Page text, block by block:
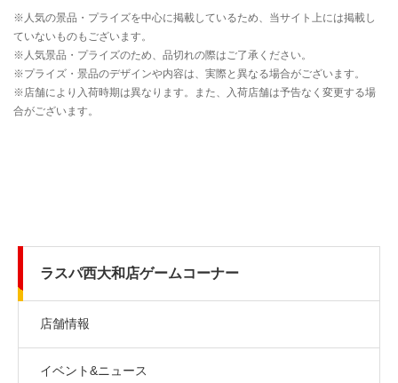
ラスパ西大和店ゲームコーナー
店舗情報
イベント&ニュース